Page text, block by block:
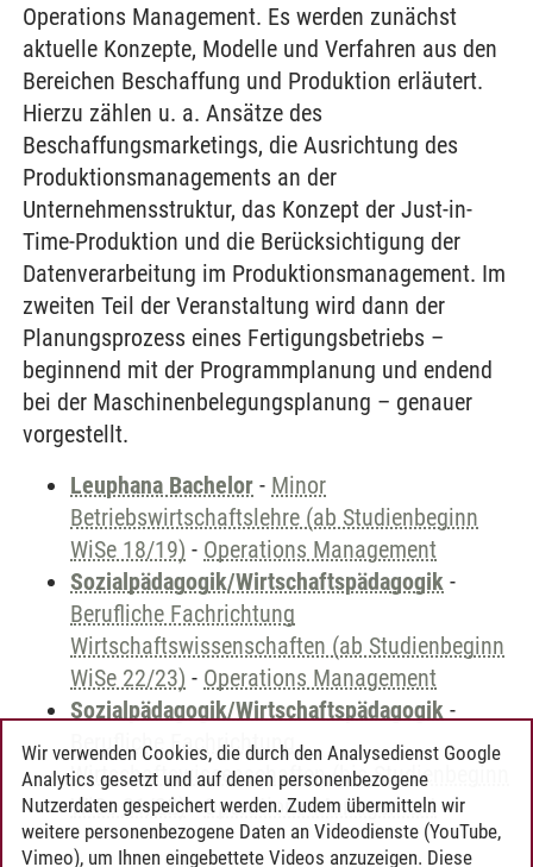
Operations Management. Es werden zunächst
aktuelle Konzepte, Modelle und Verfahren aus den
Bereichen Beschaffung und Produktion erläutert.
Hierzu zählen u. a. Ansätze des
Beschaffungsmarketings, die Ausrichtung des
Produktionsmanagements an der
Unternehmensstruktur, das Konzept der Just-in-
Time-Produktion und die Berücksichtigung der
Datenverarbeitung im Produktionsmanagement. Im
zweiten Teil der Veranstaltung wird dann der
Planungsprozess eines Fertigungsbetriebs –
beginnend mit der Programmplanung und endend
bei der Maschinenbelegungsplanung – genauer
vorgestellt.
Leuphana Bachelor - Minor
Betriebswirtschaftslehre (ab Studienbeginn
WiSe 18/19) - Operations Management
Sozialpädagogik/Wirtschaftspädagogik -
Berufliche Fachrichtung
Wirtschaftswissenschaften (ab Studienbeginn
WiSe 22/23) - Operations Management
Sozialpädagogik/Wirtschaftspädagogik -
Berufliche Fachrichtung
Wirtschaftswissenschaften (bis Studienbeginn
WiSe 21/22)-Operations Management
Wir verwenden Cookies, die durch den Analysedienst Google
Analytics gesetzt und auf denen personenbezogene
Nutzerdaten gespeichert werden. Zudem übermitteln wir
weitere personenbezogene Daten an Videodienste (YouTube,
Vimeo), um Ihnen eingebettete Videos anzuzeigen. Diese